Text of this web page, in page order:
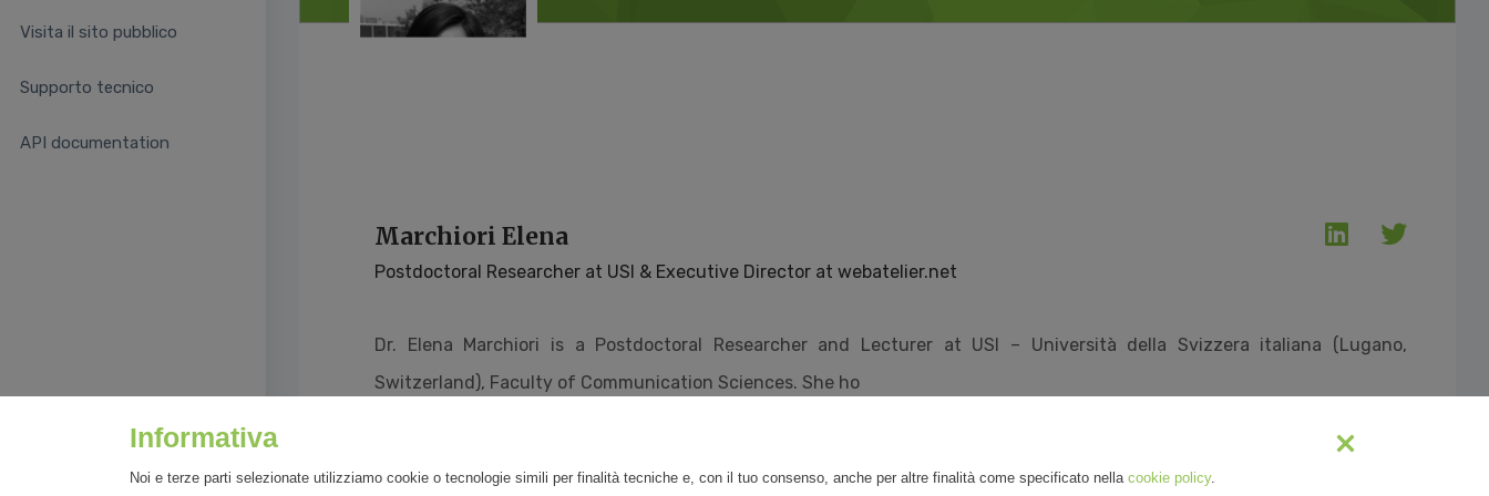
Visita il sito pubblico
Supporto tecnico
API documentation
Marchiori Elena
Postdoctoral Researcher at USI & Executive Director at webatelier.net
Dr. Elena Marchiori is a Postdoctoral Researcher and Lecturer at USI – Università della Svizzera italiana (Lugano,
Switzerland), Faculty of Communication Sciences. She ho
Informativa
Noi e terze parti selezionate utilizziamo cookie o tecnologie simili per finalità tecniche e, con il tuo consenso, anche per altre finalità come specificato nella cookie policy.